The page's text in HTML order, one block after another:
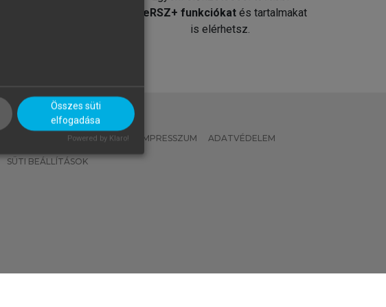
MeRSZ+ funkciókat és tartalmakat
is elérhetsz.
MI – ÁLTALÁNOS IRÁNYELVEK IMPRESSZUM ADATVÉDELEM
SÜTI BEÁLLÍTÁSOK
Összes süti
elfogadása
Powered by Klaro!